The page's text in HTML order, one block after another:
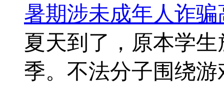
暑期涉未成年人诈
夏天到了，原本学
季。不法分子围绕